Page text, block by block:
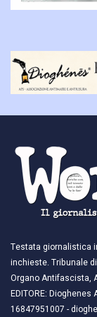
Testata giornalistica
inchieste. Tribunale
Organo Antifascista,
EDITORE:
16847951007 -